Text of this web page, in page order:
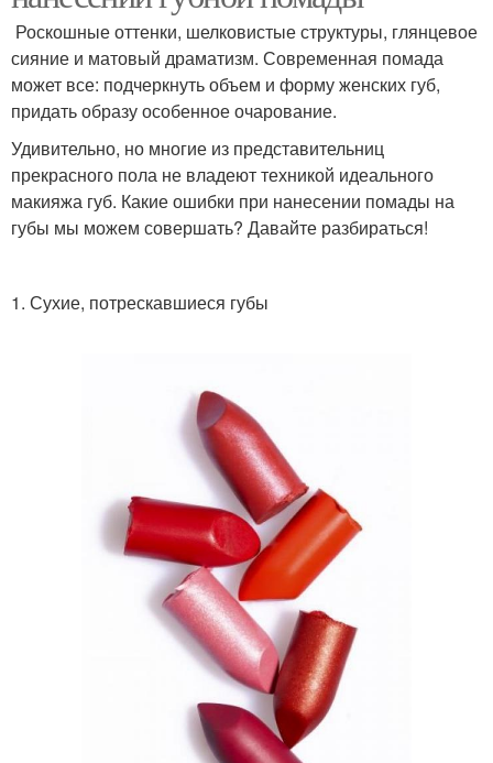
Роскошные оттенки, шелковистые структуры, глянцевое
сияние и матовый драматизм. Современная помада
может все: подчеркнуть объем и форму женских губ,
придать образу особенное очарование.
Удивительно, но многие из представительниц
прекрасного пола не владеют техникой идеального
макияжа губ. Какие ошибки при нанесении помады на
губы мы можем совершать? Давайте разбираться!
1. Сухие, потрескавшиеся губы